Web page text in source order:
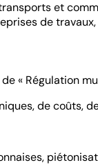
et
de
« Régulation
de coûts,